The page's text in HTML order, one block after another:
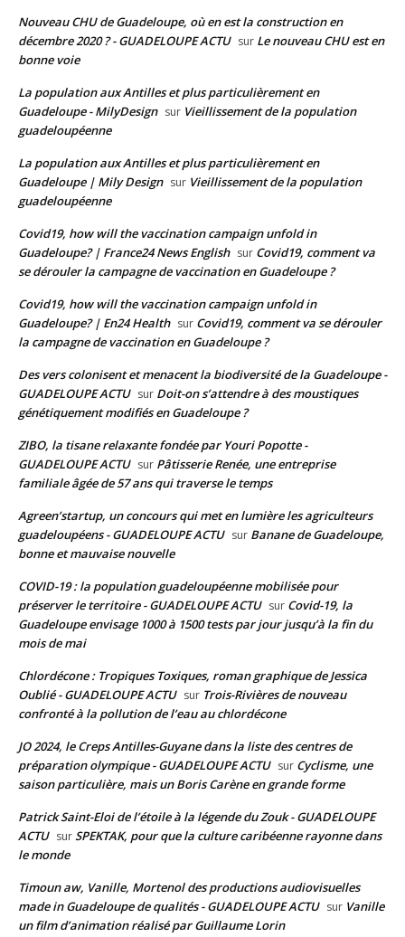
Nouveau CHU de Guadeloupe, où en est la construction en
décembre 2020 ? - GUADELOUPE ACTU sur Le nouveau CHU est en
bonne voie
La population aux Antilles et plus particulièrement en
Guadeloupe - MilyDesign sur Vieillissement de la population
guadeloupéenne
La population aux Antilles et plus particulièrement en
Guadeloupe | Mily Design sur Vieillissement de la population
guadeloupéenne
Covid19, how will the vaccination campaign unfold in
Guadeloupe? | France24 News English sur Covid19, comment va
se dérouler la campagne de vaccination en Guadeloupe ?
Covid19, how will the vaccination campaign unfold in
Guadeloupe? | En24 Health sur Covid19, comment va se dérouler
la campagne de vaccination en Guadeloupe ?
Des vers colonisent et menacent la biodiversité de la Guadeloupe -
GUADELOUPE ACTU sur Doit-on s’attendre à des moustiques
génétiquement modifiés en Guadeloupe ?
ZIBO, la tisane relaxante fondée par Youri Popotte -
GUADELOUPE ACTU sur Pâtisserie Renée, une entreprise
familiale âgée de 57 ans qui traverse le temps
Agreen’startup, un concours qui met en lumière les agriculteurs
guadeloupéens - GUADELOUPE ACTU sur Banane de Guadeloupe,
bonne et mauvaise nouvelle
COVID-19 : la population guadeloupéenne mobilisée pour
préserver le territoire - GUADELOUPE ACTU sur Covid-19, la
Guadeloupe envisage 1000 à 1500 tests par jour jusqu’à la fin du
mois de mai
Chlordécone : Tropiques Toxiques, roman graphique de Jessica
Oublié - GUADELOUPE ACTU sur Trois-Rivières de nouveau
confronté à la pollution de l’eau au chlordécone
JO 2024, le Creps Antilles-Guyane dans la liste des centres de
préparation olympique - GUADELOUPE ACTU sur Cyclisme, une
saison particulière, mais un Boris Carène en grande forme
Patrick Saint-Eloi de l’étoile à la légende du Zouk - GUADELOUPE
ACTU surSPEKTAK, pour que la culture caribéenne rayonne dans
le monde
Timoun aw, Vanille, Mortenol des productions audiovisuelles
made in Guadeloupe de qualités - GUADELOUPE ACTU sur Vanille
un film d’animation réalisé par Guillaume Lorin